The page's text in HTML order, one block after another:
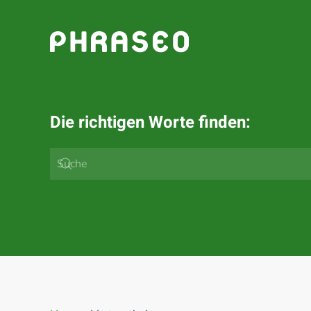
Zum Hauptinhalt springen
Die richtigen Worte finden: